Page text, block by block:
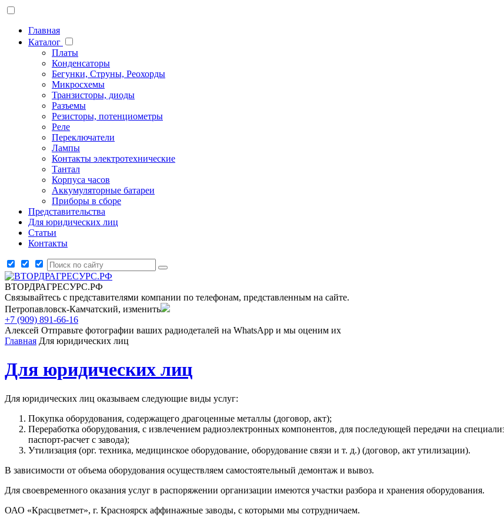
Главная
Каталог
Платы
Конденсаторы
Бегунки, Струны, Реохорды
Микросхемы
Транзисторы, диоды
Разъемы
Резисторы, потенциометры
Реле
Переключатели
Лампы
Контакты электротехнические
Тантал
Корпуса часов
Аккумуляторные батареи
Приборы в сборе
Представительства
Для юридических лиц
Статьи
Контакты
ВТОРДРАГРЕСУРС.РФ
Связывайтесь с представителями компании по телефонам, представленным на сайте.
Петропавловск-Камчатский, изменить
+7 (909) 891-66-16
Алексей Отправьте фотографии ваших радиодеталей на WhatsApp и мы оценим их
Главная Для юридических лиц
Для юридических лиц
Для юридических лиц оказываем следующие виды услуг:
Покупка оборудования, содержащего драгоценные металлы (договор, акт);
Переработка оборудования, с извлечением радиоэлектронных компонентов, для последующей передачи на
паспорт-расчет с завода);
Утилизация (орг. техника, медицинское оборудование, оборудование связи и т. д.) (договор, акт утилизации).
В зависимости от объема оборудования осуществляем самостоятельный демонтаж и вывоз.
Для своевременного оказания услуг в распоряжении организации имеются участки разбора и хранения оборудования.
ОАО «Красцветмет», г. Красноярск аффинажные заводы, с которыми мы сотрудничаем.